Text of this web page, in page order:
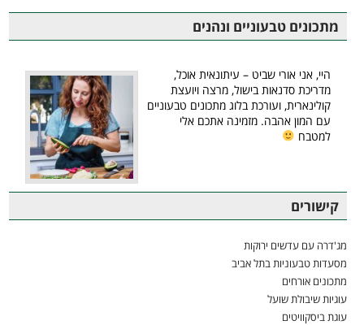
מתכונים טבעוניים ונהנים
היי, אני אורי שביט – עיתונאית אוכל,
מדריכת סדנאות בישול, מרצה ויועצת
קולינארית, ועורכת בלוג מתכונים טבעוניים
עם המון אהבה. מזמינה אתכם אלי
למטבח
קישורים
מג'דרה עם עדשים ירוקות
מסעדות טבעוניות בתל אביב
מתכונים אורחים
עוגיות שיבולת שועל
עוגת ביסקוויטים